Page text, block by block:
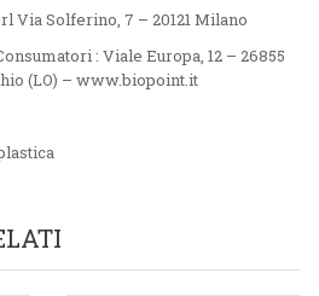
Via Solferino, 7 – 20121 Milano
: Viale Europa, 12 – 26855
(LO) – www.biopoint.it